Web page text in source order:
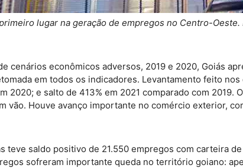
lugar na geração de empregos no Centro-
cenários econômicos adversos, 2019 e 2020, Goiás
em todos os indicadores. Levantamento feito nos
2020; e salto de 413% em 2021 comparado com
vão. Houve avanço importante no comércio exterior,
teve saldo positivo de 21.550 empregos com carteira
sofreram importante queda no território goiano: